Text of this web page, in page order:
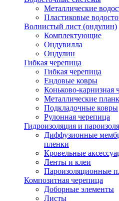
Металлические
Пластиковые
Волнистый лист (ондулин)
Комплектующие
Ондувилла
Ондулин
Гибкая черепица
Гибкая черепица
Ендовые ковры
Коньково-карнизная
Металлические
Подкладочные ковры
Рулонная черепица
Гидроизоляция и
Диффузионные
пленки
Кровельные
Ленты и клеи
Пароизоляционные
Композитная черепица
Доборные элементы
Листы